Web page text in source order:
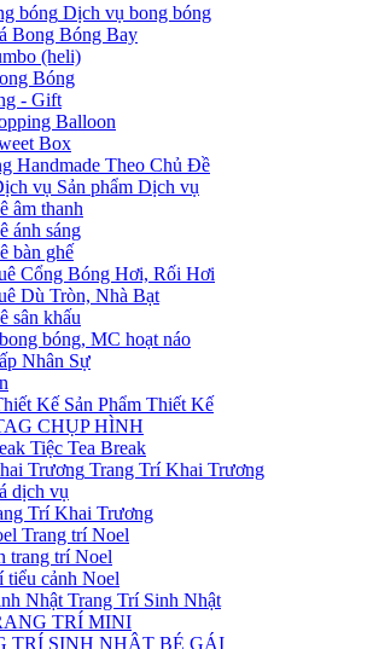
Dịch vụ bong bóng
Bong Bóng Bay
(heli)
Bóng
- Gift
Balloon
Box
Handmade Theo Chủ Đề
Sản phẩm Dịch vụ
âm thanh
ánh sáng
bàn ghế
Cổng Bóng Hơi, Rối Hơi
Dù Tròn, Nhà Bạt
sân khấu
bóng, MC hoạt náo
Nhân Sự
Sản Phẩm Thiết Kế
CHỤP HÌNH
Tiệc Tea Break
Trang Trí Khai Trương
dịch vụ
Trí Khai Trương
Trang trí Noel
trang trí Noel
tiểu cảnh Noel
Trang Trí Sinh Nhật
TRÍ MINI
TRÍ SINH NHẬT BÉ GÁI